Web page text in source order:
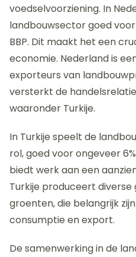
voedselvoorziening. In
landbouwsector goed voor
BBP. Dit maakt het een
economie. Nederland is
exporteurs van
versterkt de
waaronder Turkije.
In Turkije speelt de
rol, goed voor ongeveer
biedt werk aan een
Turkije produceert diverse
groenten, die belangrijk
consumptie en export.
De samenwerking in de